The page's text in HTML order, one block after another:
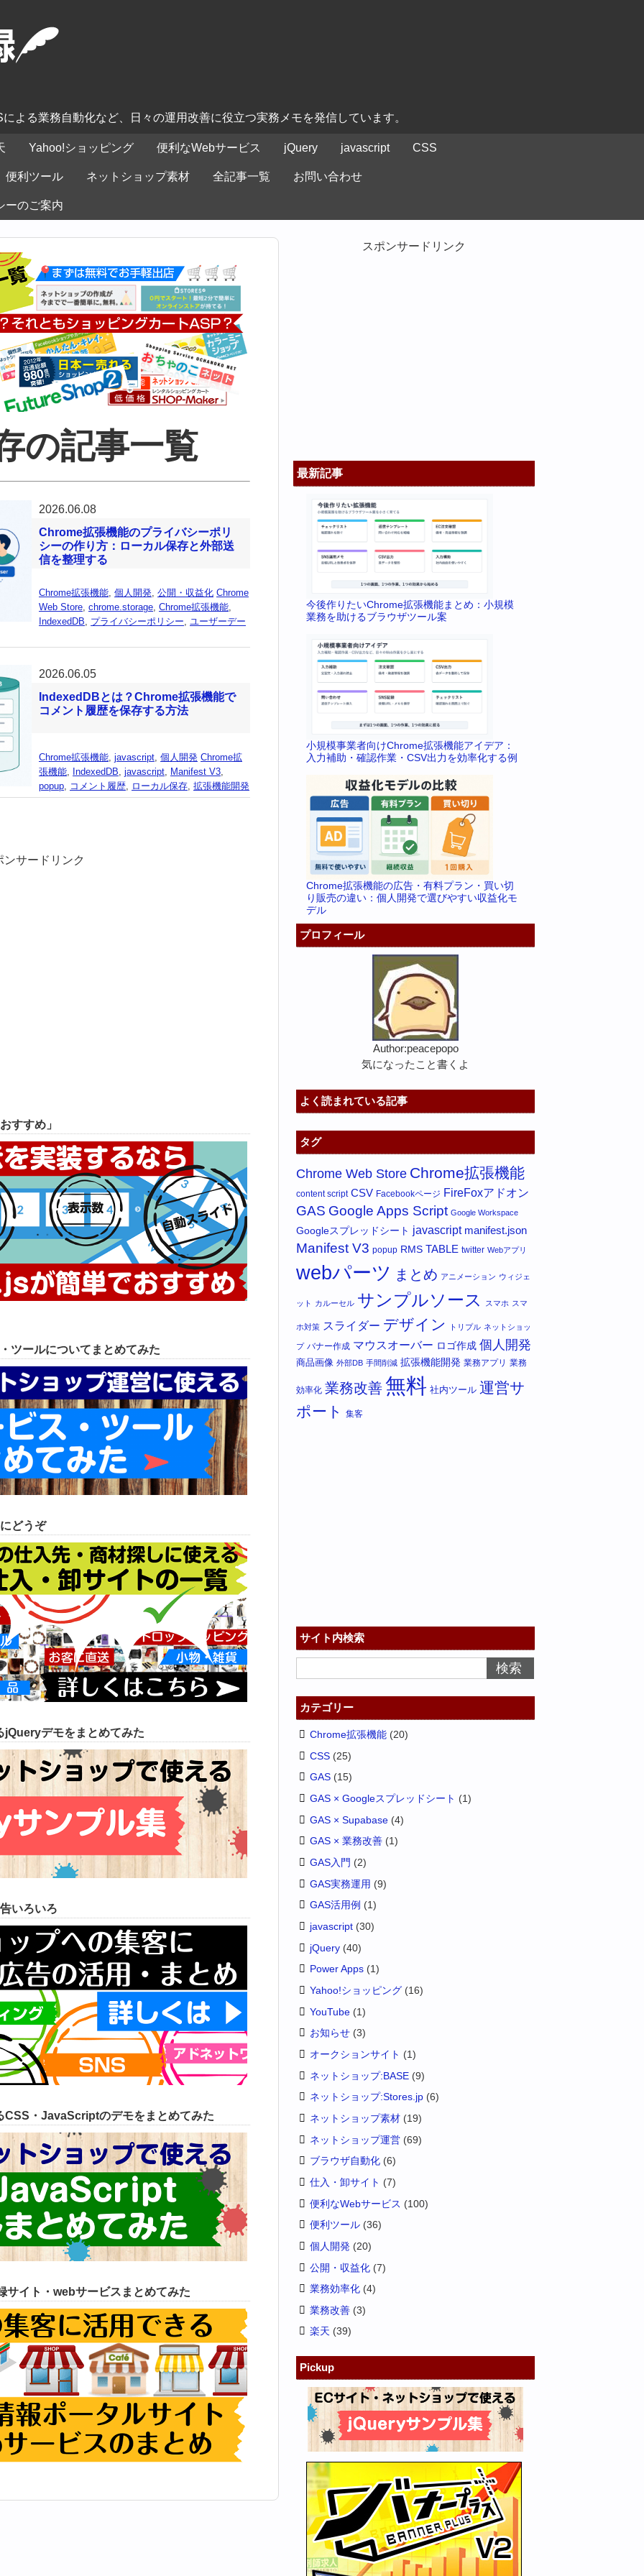
よる業務自動化など、日々の運用改善に役立つ実務メモを発信しています。
Yahoo!ショッピング 便利なWebサービス jQuery javascript CSS
便利ツール ネットショップ素材 全記事一覧 お問い合わせ
ーのご案内
の記事一覧
2026.06.08
Chrome拡張機能のプライバシーポリ
シーの作り方：ローカル保存と外部送
信を整理する
Chrome拡張機能, 個人開発, 公開・収益化 Chrome
Web Store, chrome.storage, Chrome拡張機能,
IndexedDB, プライバシーポリシー, ユーザーデー
2026.06.05
IndexedDBとは？Chrome拡張機能で
コメント履歴を保存する方法
Chrome拡張機能, javascript, 個人開発 Chrome拡
張機能, IndexedDB, javascript, Manifest V3,
popup, コメント履歴, ローカル保存, 拡張機能開発
ンサードリンク
すすめ」
ツールについてまとめてみた
どうぞ
jQueryデモをまとめてみた
いろいろ
CSS・JavaScriptのデモをまとめてみた
サイト・webサービスまとめてみた
スポンサードリンク
最新記事
今後作りたいChrome拡張機能まとめ：小規模
業務を助けるブラウザツール案
小規模事業者向けChrome拡張機能アイデア：
入力補助・確認作業・CSV出力を効率化する例
Chrome拡張機能の広告・有料プラン・買い切
り販売の違い：個人開発で選びやすい収益化モ
デル
プロフィール
Author:peacepopo
気になったこと書くよ
よく読まれている記事
タグ
Chrome Web Store Chrome拡張機能
content script CSV Facebookページ FireFoxアドオン
GAS Google Apps Script Google Workspace
Googleスプレッドシート javascript manifest.json
Manifest V3 popup RMS TABLE twitter Webアプリ
webパーツ まとめ アニメーション ウィジェ
ット カルーセル サンプルソース スマホ スマ
ホ対策 スライダー デザイン トリプル ネットショッ
プ バナー作成 マウスオーバー ロゴ作成 個人開発
商品画像 外部DB 手間削減 拡張機能開発 業務アプリ 業務
効率化 業務改善無料 社内ツール 運営サ
ポート
集客
サイト内検索
カテゴリー
Chrome拡張機能 (20)
CSS (25)
GAS (15)
GAS × Googleスプレッドシート (1)
GAS × Supabase (4)
GAS × 業務改善 (1)
GAS入門 (2)
GAS実務運用 (9)
GAS活用例 (1)
javascript (30)
jQuery (40)
Power Apps (1)
Yahoo!ショッピング (16)
YouTube (1)
お知らせ (3)
オークションサイト (1)
ネットショップ:BASE (9)
ネットショップ:Stores.jp (6)
ネットショップ素材 (19)
ネットショップ運営 (69)
ブラウザ自動化 (6)
仕入・卸サイト (7)
便利なWebサービス (100)
便利ツール (36)
個人開発 (20)
公開・収益化 (7)
業務効率化 (4)
業務改善 (3)
楽天 (39)
Pickup